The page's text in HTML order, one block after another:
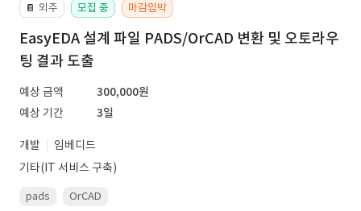
📔 외주 모집 중 마감임박
EasyEDA 설계 파일 PADS/OrCAD 변환 및 오토라우
팅 결과 도출
예상 금액
300,000원
예상 기간
3일
개발
임베디드
기타(IT 서비스 구축)
pads OrCAD